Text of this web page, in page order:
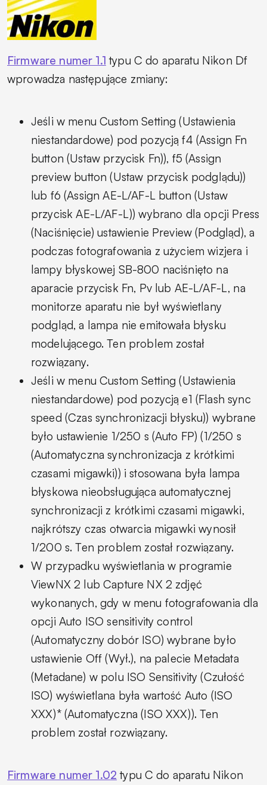
Firmware numer 1.1 typu C do aparatu Nikon Df
wprowadza następujące zmiany:
Jeśli w menu Custom Setting (Ustawienia
niestandardowe) pod pozycją f4 (Assign Fn
button (Ustaw przycisk Fn)), f5 (Assign
preview button (Ustaw przycisk podglądu))
lub f6 (Assign AE-L/AF-L button (Ustaw
przycisk AE-L/AF-L)) wybrano dla opcji Press
(Naciśnięcie) ustawienie Preview (Podgląd), a
podczas fotografowania z użyciem wizjera i
lampy błyskowej SB-800 naciśnięto na
aparacie przycisk Fn, Pv lub AE-L/AF-L, na
monitorze aparatu nie był wyświetlany
podgląd, a lampa nie emitowała błysku
modelującego. Ten problem został
rozwiązany.
Jeśli w menu Custom Setting (Ustawienia
niestandardowe) pod pozycją e1 (Flash sync
speed (Czas synchronizacji błysku)) wybrane
było ustawienie 1/250 s (Auto FP) (1/250 s
(Automatyczna synchronizacja z krótkimi
czasami migawki)) i stosowana była lampa
błyskowa nieobsługująca automatycznej
synchronizacji z krótkimi czasami migawki,
najkrótszy czas otwarcia migawki wynosił
1/200 s. Ten problem został rozwiązany.
W przypadku wyświetlania w programie
ViewNX 2 lub Capture NX 2 zdjęć
wykonanych, gdy w menu fotografowania dla
opcji Auto ISO sensitivity control
(Automatyczny dobór ISO) wybrane było
ustawienie Off (Wył.), na palecie Metadata
(Metadane) w polu ISO Sensitivity (Czułość
ISO) wyświetlana była wartość Auto (ISO
XXX)* (Automatyczna (ISO XXX)). Ten
problem został rozwiązany.
Firmware numer 1.02 typu C do aparatu Nikon